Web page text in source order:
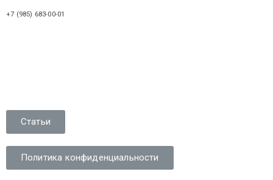
+7 (985) 683-00-01
Статьи
Политика конфиденциальности